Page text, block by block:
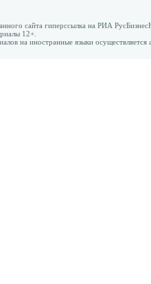
сайта гиперссылка на РИА
12+.
на иностранные языки осуществляется